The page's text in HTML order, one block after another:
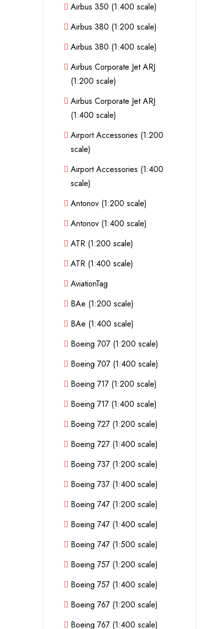
Airbus 350 (1:400 scale)
Airbus 380 (1:200 scale)
Airbus 380 (1:400 scale)
Airbus Corporate Jet ARJ
(1:200 scale)
Airbus Corporate Jet ARJ
(1:400 scale)
Airport Accessories (1:200
scale)
Airport Accessories (1:400
scale)
Antonov (1:200 scale)
Antonov (1:400 scale)
ATR (1:200 scale)
ATR (1:400 scale)
AviationTag
BAe (1:200 scale)
BAe (1:400 scale)
Boeing 707 (1:200 scale)
Boeing 707 (1:400 scale)
Boeing 717 (1:200 scale)
Boeing 717 (1:400 scale)
Boeing 727 (1:200 scale)
Boeing 727 (1:400 scale)
Boeing 737 (1:200 scale)
Boeing 737 (1:400 scale)
Boeing 747 (1:200 scale)
Boeing 747 (1:400 scale)
Boeing 747 (1:500 scale)
Boeing 757 (1:200 scale)
Boeing 757 (1:400 scale)
Boeing 767 (1:200 scale)
Boeing 767 (1:400 scale)